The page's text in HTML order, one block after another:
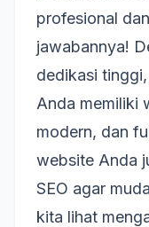
profesional
jawabannya!
dedikasi
Anda memiliki
modern, dan
website Anda
SEO agar
kita lihat